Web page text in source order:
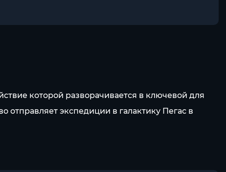
которой разворачивается в ключевой для
отправляет экспедиции в галактику Пегас в